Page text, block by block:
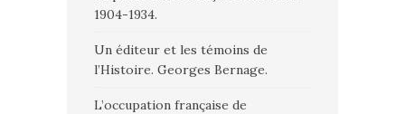
1904-1934.
Un éditeur et les témoins de
l’Histoire. Georges Bernage.
L’occupation française de